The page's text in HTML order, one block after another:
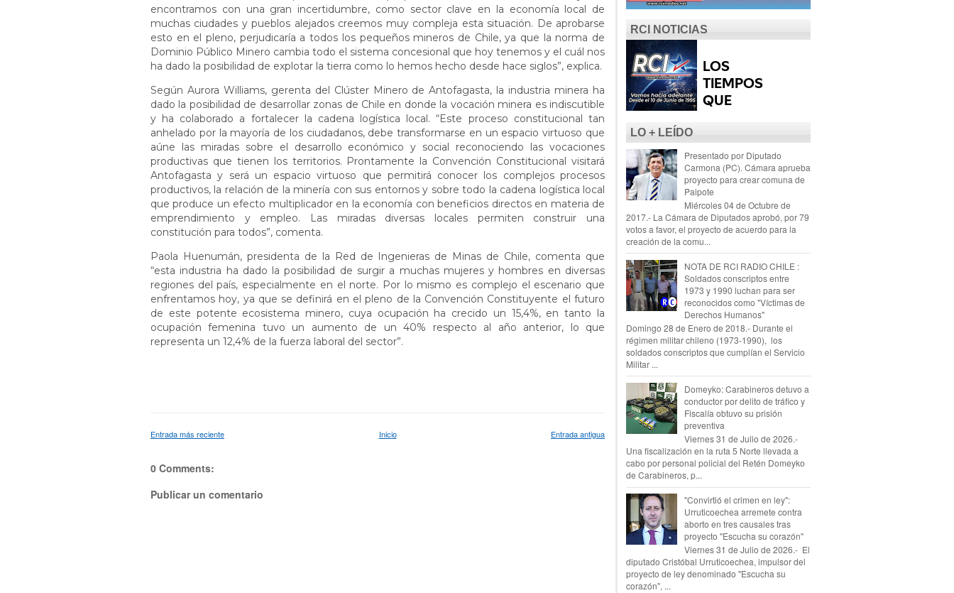
encontramos con una gran incertidumbre, como sector clave en la economía local de
muchas ciudades y pueblos alejados creemos muy compleja esta situación. De aprobarse
esto en el pleno, perjudicaría a todos los pequeños mineros de Chile, ya que la norma de
Dominio Público Minero cambia todo el sistema concesional que hoy tenemos y el cuál nos
ha dado la posibilidad de explotar la tierra como lo hemos hecho desde hace siglos”, explica.
Según Aurora Williams, gerenta del Clúster Minero de Antofagasta, la industria minera ha
dado la posibilidad de desarrollar zonas de Chile en donde la vocación minera es indiscutible
y ha colaborado a fortalecer la cadena logística local. “Este proceso constitucional tan
anhelado por la mayoría de los ciudadanos, debe transformarse en un espacio virtuoso que
aúne las miradas sobre el desarrollo económico y social reconociendo las vocaciones
productivas que tienen los territorios. Prontamente la Convención Constitucional visitará
Antofagasta y será un espacio virtuoso que permitirá conocer los complejos procesos
productivos, la relación de la minería con sus entornos y sobre todo la cadena logística local
que produce un efecto multiplicador en la economía con beneficios directos en materia de
emprendimiento y empleo. Las miradas diversas locales permiten construir una
constitución para todos”, comenta.
Paola Huenumán, presidenta de la Red de Ingenieras de Minas de Chile, comenta que
“esta industria ha dado la posibilidad de surgir a muchas mujeres y hombres en diversas
regiones del país, especialmente en el norte. Por lo mismo es complejo el escenario que
enfrentamos hoy, ya que se definirá en el pleno de la Convención Constituyente el futuro
de este potente ecosistema minero, cuya ocupación ha crecido un 15,4%, en tanto la
ocupación femenina tuvo un aumento de un 40% respecto al año anterior, lo que
representa un 12,4% de la fuerza laboral del sector”.
Entrada más reciente Entrada antigua
Inicio
0 Comments:
Publicar un comentario
RCI NOTICIAS
LO + LEÍDO
Presentado por Diputado
Carmona (PC). Cámara aprueba
proyecto para crear comuna de
Paipote
Miércoles 04 de Octubre de
2017.- La Cámara de Diputados aprobó, por 79
votos a favor, el proyecto de acuerdo para la
creación de la comu...
NOTA DE RCI RADIO CHILE :
Soldados conscriptos entre
1973 y 1990 luchan para ser
reconocidos como "Víctimas de
Derechos Humanos"
Domingo 28 de Enero de 2018.- Durante el
régimen militar chileno (1973-1990), los
soldados conscriptos que cumplían el Servicio
Militar ...
Domeyko: Carabineros detuvo a
conductor por delito de tráfico y
Fiscalía obtuvo su prisión
preventiva
Viernes 31 de Julio de 2026.-
Una fiscalización en la ruta 5 Norte llevada a
cabo por personal policial del Retén Domeyko
de Carabineros, p...
"Convirtió el crimen en ley":
Urruticoechea arremete contra
aborto en tres causales tras
proyecto "Escucha su corazón"
Viernes 31 de Julio de 2026.- El
diputado Cristóbal Urruticoechea, impulsor del
proyecto de ley denominado "Escucha su
corazón", ...